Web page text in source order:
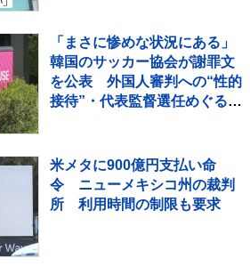
「まさに惨めな状況にある」
韓国のサッカー協会が謝罪文
を公表 外国人審判への“性的
接待”・代表監督選任めぐる疑
米メタに900億円支払い命
令 ニューメキシコ州の裁判
所 利用時間の制限も要求